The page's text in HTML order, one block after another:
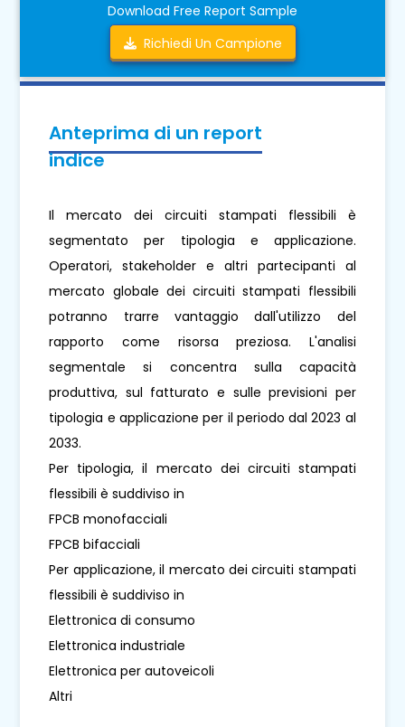
Download Free Report Sample
Richiedi Un Campione
Anteprima di un report
indice
Il mercato dei circuiti stampati flessibili è
segmentato per tipologia e applicazione.
Operatori, stakeholder e altri partecipanti al
mercato globale dei circuiti stampati flessibili
potranno trarre vantaggio dall'utilizzo del
rapporto come risorsa preziosa. L'analisi
segmentale si concentra sulla capacità
produttiva, sul fatturato e sulle previsioni per
tipologia e applicazione per il periodo dal 2023 al
2033.
Per tipologia, il mercato dei circuiti stampati
flessibili è suddiviso in
FPCB monofacciali
FPCB bifacciali
Per applicazione, il mercato dei circuiti stampati
flessibili è suddiviso in
Elettronica di consumo
Elettronica industriale
Elettronica per autoveicoli
Altri